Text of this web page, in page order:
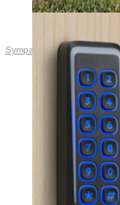
Sympatron AG •